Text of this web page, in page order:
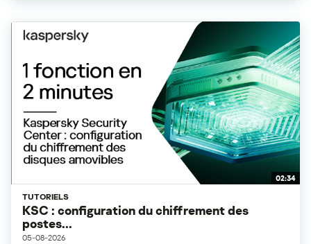
02:34
TUTORIELS
KSC : configuration du chiffrement des
postes...
05-08-2026